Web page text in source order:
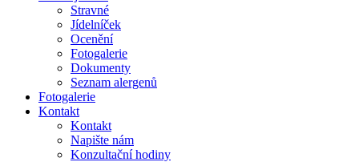
Stravné
Jídelníček
Ocenění
Fotogalerie
Dokumenty
Seznam alergenů
Fotogalerie
Kontakt
Kontakt
Napište nám
Konzultační hodiny